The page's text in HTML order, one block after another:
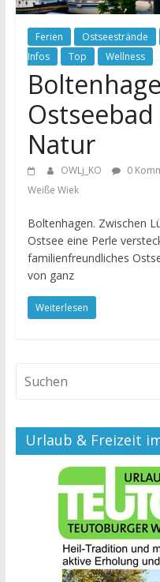
Ferien Ostseestrände
Infos
Top Wellness
Natur
OWLj_KO 0
Weiße Wiek
Boltenhagen. Zwischen
Ostsee eine Perle
familienfreundliches
von ganz
Weiterlesen
Urlaub & Freizeit